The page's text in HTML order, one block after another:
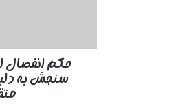
دلیل
ایستادگیحکم انفصال
سنجش به